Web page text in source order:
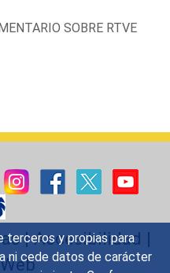
terceros y propias para
ni cede datos de carácter
SOBRE RTVE
|Accesibilidad |